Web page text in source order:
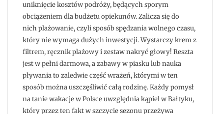
uniknięcie kosztów podróży, będących sporym
obciążeniem dla budżetu opiekunów. Zalicza się do
nich plażowanie, czyli sposób spędzania wolnego czasu,
który nie wymaga dużych inwestycji. Wystarczy krem z
filtrem, ręcznik plażowy i zestaw nakryć głowy! Reszta
jest w pełni darmowa, a zabawy w piasku lub nauka
pływania to zaledwie część wrażeń, którymi w ten
sposób można uszczęśliwić całą rodzinę. Każdy pomysł
na tanie wakacje w Polsce uwzględnia kąpiel w Bałtyku,
który przez ten fakt w szczycie sezonu przeżywa